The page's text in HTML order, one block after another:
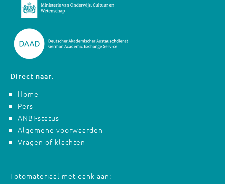
Direct naar:
Home
Pers
ANBI-status
Algemene voorwaarden
Vragen of klachten
Fotomateriaal met dank aan: